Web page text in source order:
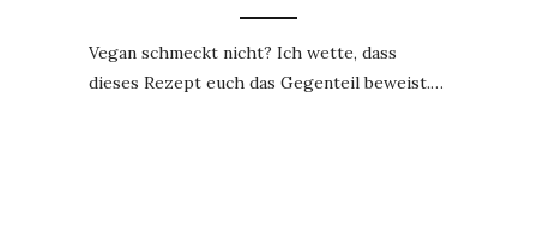
Vegan schmeckt nicht? Ich wette, dass
dieses Rezept euch das Gegenteil beweist.…